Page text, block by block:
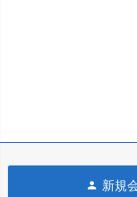
新規